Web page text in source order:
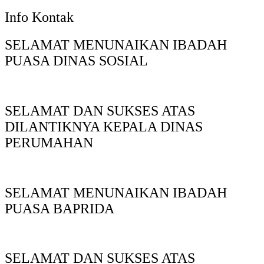
Info Kontak
SELAMAT MENUNAIKAN IBADAH
PUASA DINAS SOSIAL
SELAMAT DAN SUKSES ATAS
DILANTIKNYA KEPALA DINAS
PERUMAHAN
SELAMAT MENUNAIKAN IBADAH
PUASA BAPRIDA
SELAMAT DAN SUKSES ATAS